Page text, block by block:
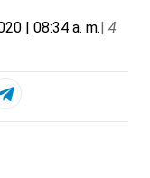
| 08:34 a. m.| 4